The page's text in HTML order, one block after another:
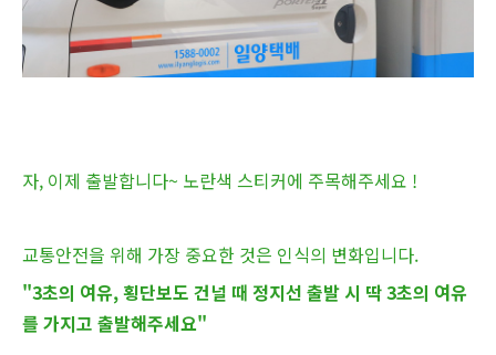
자, 이제 출발합니다~ 노란색 스티커에 주목해주세요 !
교통안전을 위해 가장 중요한 것은 인식의 변화입니다.
"3초의 여유, 횡단보도 건널 때 정지선 출발 시 딱 3초의 여유
를 가지고 출발해주세요"